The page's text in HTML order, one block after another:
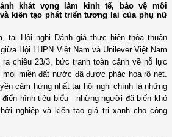
khát vọng làm kinh tế, bảo vệ môi
kiến tạo phát triển tương lai của phụ nữ
tại Hội nghị Đánh giá thực hiện thỏa thuận
Hội LHPN Việt Nam và Unilever Việt Nam
ra chiều 23/3, bức tranh toàn cảnh về nỗ lực
miền đất nước đã được phác họa rõ nét.
cảm hứng nhất tại hội nghị chính là những
hình tiêu biểu - những người đã biến khó
nghiệp và kiến tạo giá trị xanh cho cộng